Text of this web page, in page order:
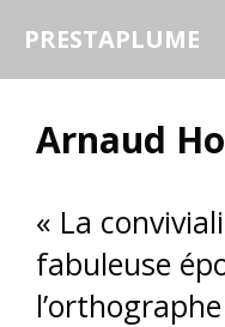
PRESTAPLUME
Arnaud
« La
fabuleuse
l’orthographe